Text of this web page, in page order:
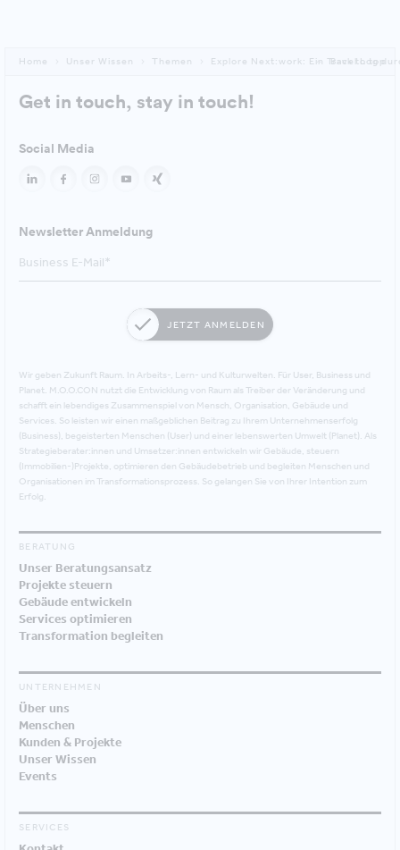
Home Unser Wissen Themen Explore Next:work: Ein Travel Log
Back to top
Get in touch, stay in touch!
Social Media
Newsletter Anmeldung
JETZT ANMELDEN
Wir geben Zukunft Raum. In Arbeits-, Lern- und Kulturwelten. Für User, Business und
Planet. M.O.O.CON nutzt die Entwicklung von Raum als Treiber der Veränderung und
schafft ein lebendiges Zusammenspiel von Mensch, Organisation, Gebäude und
Services. So leisten wir einen maßgeblichen Beitrag zu Ihrem Unternehmenserfolg
(Business), begeisterten Menschen (User) und einer lebenswerten Umwelt (Planet). Als
Strategieberater:innen und Umsetzer:innen entwickeln wir Gebäude, steuern
(Immobilien-)Projekte, optimieren den Gebäudebetrieb und begleiten Menschen und
Organisationen im Transformationsprozess. So gelangen Sie von Ihrer Intention zum
Erfolg.
BERATUNG
Unser Beratungsansatz
Projekte steuern
Gebäude entwickeln
Services optimieren
Transformation begleiten
UNTERNEHMEN
Über uns
Menschen
Kunden & Projekte
Unser Wissen
Events
SERVICES